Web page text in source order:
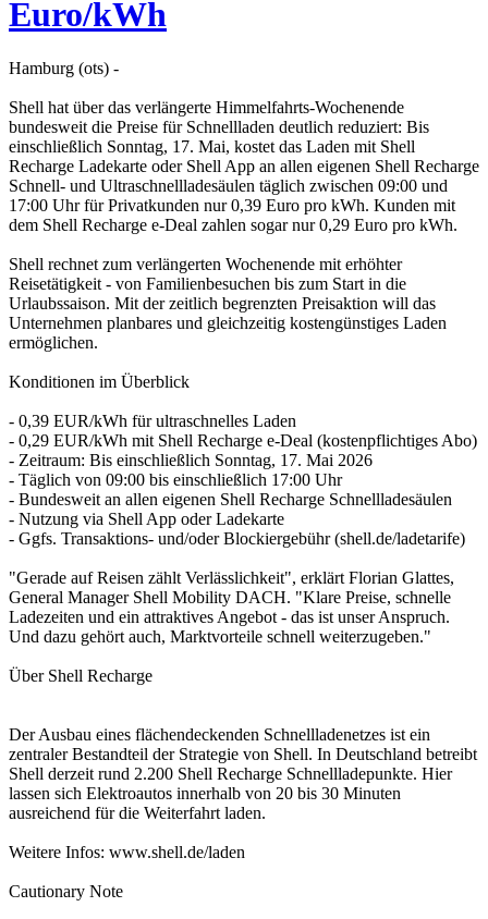
Euro/kWh
Hamburg (ots) -
Shell hat über das verlängerte Himmelfahrts-Wochenende
bundesweit die Preise für Schnellladen deutlich reduziert: Bis
einschließlich Sonntag, 17. Mai, kostet das Laden mit Shell
Recharge Ladekarte oder Shell App an allen eigenen Shell Recharge
Schnell- und Ultraschnellladesäulen täglich zwischen 09:00 und
17:00 Uhr für Privatkunden nur 0,39 Euro pro kWh. Kunden mit
dem Shell Recharge e-Deal zahlen sogar nur 0,29 Euro pro kWh.
Shell rechnet zum verlängerten Wochenende mit erhöhter
Reisetätigkeit - von Familienbesuchen bis zum Start in die
Urlaubssaison. Mit der zeitlich begrenzten Preisaktion will das
Unternehmen planbares und gleichzeitig kostengünstiges Laden
ermöglichen.
Konditionen im Überblick
- 0,39 EUR/kWh für ultraschnelles Laden
- 0,29 EUR/kWh mit Shell Recharge e-Deal (kostenpflichtiges Abo)
- Zeitraum: Bis einschließlich Sonntag, 17. Mai 2026
- Täglich von 09:00 bis einschließlich 17:00 Uhr
- Bundesweit an allen eigenen Shell Recharge Schnellladesäulen
- Nutzung via Shell App oder Ladekarte
- Ggfs. Transaktions- und/oder Blockiergebühr (shell.de/ladetarife)
"Gerade auf Reisen zählt Verlässlichkeit", erklärt Florian Glattes,
General Manager Shell Mobility DACH. "Klare Preise, schnelle
Ladezeiten und ein attraktives Angebot - das ist unser Anspruch.
Und dazu gehört auch, Marktvorteile schnell weiterzugeben."
Über Shell Recharge
Der Ausbau eines flächendeckenden Schnellladenetzes ist ein
zentraler Bestandteil der Strategie von Shell. In Deutschland betreibt
Shell derzeit rund 2.200 Shell Recharge Schnellladepunkte. Hier
lassen sich Elektroautos innerhalb von 20 bis 30 Minuten
ausreichend für die Weiterfahrt laden.
Weitere Infos: www.shell.de/laden
Cautionary Note